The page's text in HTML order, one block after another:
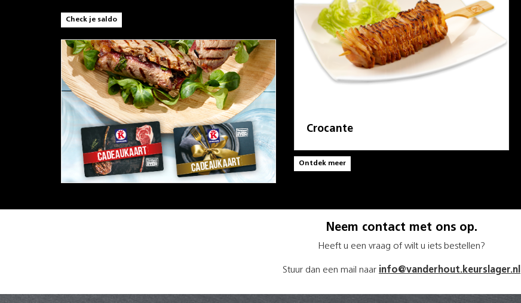
Check je saldo
Crocante
Ontdek meer
Neem contact met ons op.
Heeft u een vraag of wilt u iets bestellen?
Stuur dan een mail naar info@vanderhout.keurslager.nl